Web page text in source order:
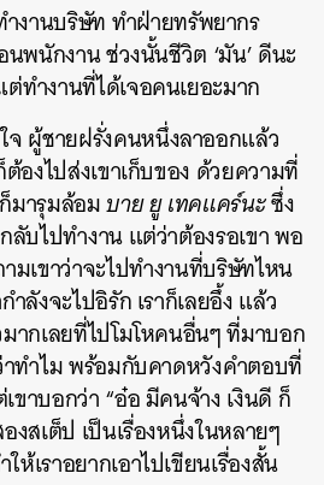
งานบริษัท ทำฝ่ายทรัพยากร
นพนักงาน ช่วงนั้นชีวิต ‘มัน’ ดีนะ
ทำงานที่ได้เจอคนเยอะมาก
จ ผู้ชายฝรั่งคนหนึ่งลาออกแล้ว
องไปส่งเขาเก็บของ ด้วยความที่
มารุมล้อมบาย ยู เทคแคร์นะซึ่ง
กลับไปทำงาน แต่ว่าต้องรอเขา พอ
มเขาว่าจะไปทำงานที่บริษัทไหน
ำลังจะไปอิรัก เราก็เลยอึ้ง แล้ว
ากเลยที่ไปโมโหคนอื่นๆ ที่มาบอก
าทำไม พร้อมกับคาดหวังคำตอบที่
าบอกว่า “อ๋อ มีคนจ้าง เงินดี ก็
สเต็ป เป็นเรื่องหนึ่งในหลายๆ
ห้เราอยากเอาไปเขียนเรื่องสั้น